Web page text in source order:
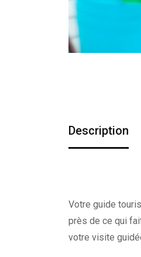
Description
Votre guide
près de ce qui
votre visite